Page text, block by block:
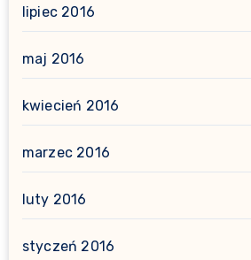
lipiec 2016
maj 2016
kwiecień 2016
marzec 2016
luty 2016
styczeń 2016